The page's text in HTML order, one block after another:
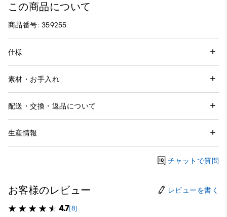
この商品について
商品番号: 359255
仕様
素材・お手入れ
配送・交換・返品について
生産情報
チャットで質問
お客様のレビュー レビューを書く
4.7(8)